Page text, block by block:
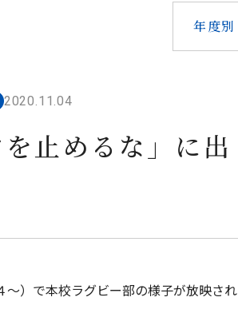
年度別
2020.11.04
止めるな」に出
）で本校ラグビー部の様子が放映され